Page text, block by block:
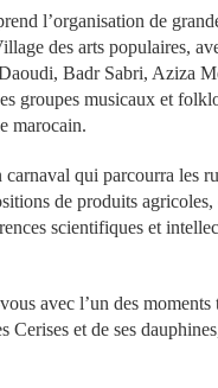
l’organisation de
des arts populaires,
Badr Sabri, Aziza
groupes musicaux et
marocain.
qui parcourra les
de produits agricoles,
scientifiques et
avec l’un des
Cerises et de ses